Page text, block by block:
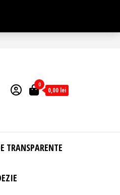
0
0,00 lei
TRANSPARENTE